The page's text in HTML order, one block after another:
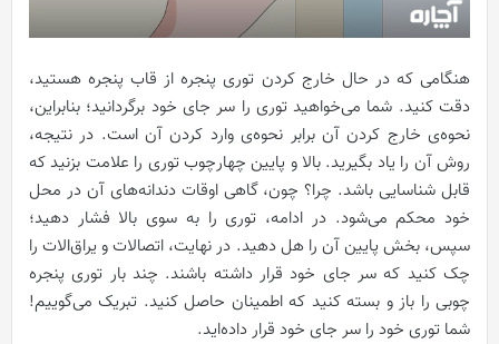
هنگامی که در حال خارج کردن توری پنجره از قاب پنجره هستید،
دقت کنید. شما می‌خواهید توری را سر جای خود برگردانید؛ بنابراین،
نحوه‌ی خارج کردن آن برابر نحوه‌ی وارد کردن آن است. در نتیجه،
روش آن را یاد بگیرید. بالا و پایین چهارچوب توری را علامت بزنید که
قابل شناسایی باشد. چرا؟ چون، گاهی اوقات دندانه‌های آن در محل
خود محکم می‌شود. در ادامه، توری را به سوی بالا فشار دهید؛
سپس، بخش پایین آن را هل دهید. در نهایت، اتصالات و یراق‌الات را
چک کنید که سر جای خود قرار داشته باشند. چند بار توری پنجره
چوبی را باز و بسته کنید که اطمینان حاصل کنید. تبریک می‌گوییم!
شما توری خود را سر جای خود قرار داده‌اید.